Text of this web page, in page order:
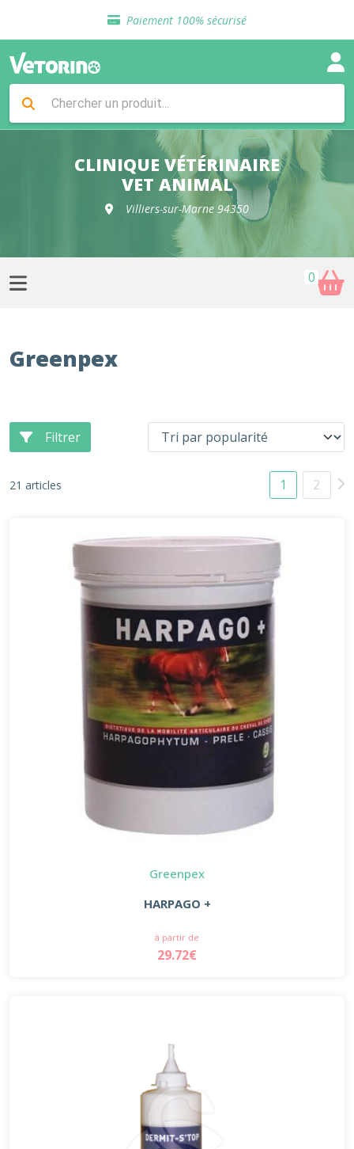
Paiement 100% sécurisé
Livraison gratuite en clinique vétérinaire
Sélection de croquettes vétérinaire
Livraison gratuite en clinique vétérinaire
Retour gratuit en clinique
Sélection de croquettes vétérinaire
CLINIQUE VÉTÉRINAIRE
VET ANIMAL
Villiers-sur-Marne 94350
0
Greenpex
Filtrer
21 articles 1 2
Greenpex
HARPAGO +
à partir de
29.72€